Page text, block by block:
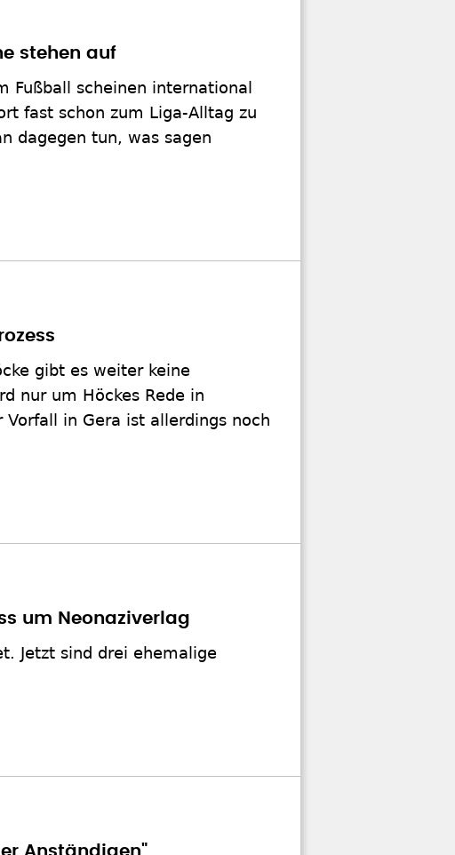
stehen auf
Fußball scheinen international
fast schon zum Liga-Alltag zu
dagegen tun, was sagen
gibt es weiter keine
nur um Höckes Rede in
in Gera ist allerdings noch
um Neonaziverlag
Jetzt sind drei ehemalige